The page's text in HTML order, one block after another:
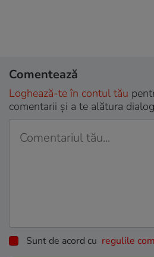
Comentează
Loghează-te în contul tău
comentarii și a te alătura
Sunt de acord cu regulile